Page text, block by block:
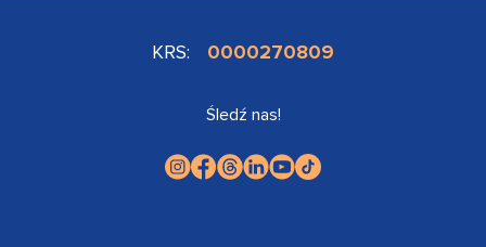
KRS: 0000270809
Śledź nas!